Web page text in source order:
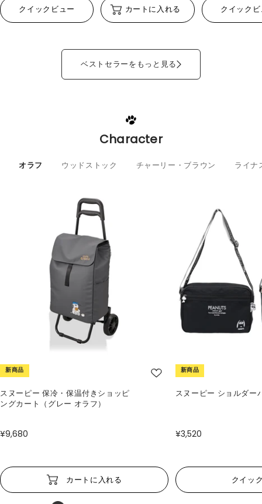
ベストセラーをもっと見る
Character
新商品
スヌーピー 保冷・保温付きショッピ
ングカート（グレー オラフ）
¥9,680
新商品
スヌーピー ショルダー
¥3,520